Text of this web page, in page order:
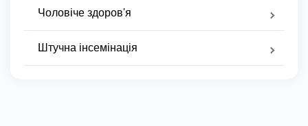
Чоловіче здоров'я
Штучна інсемінація